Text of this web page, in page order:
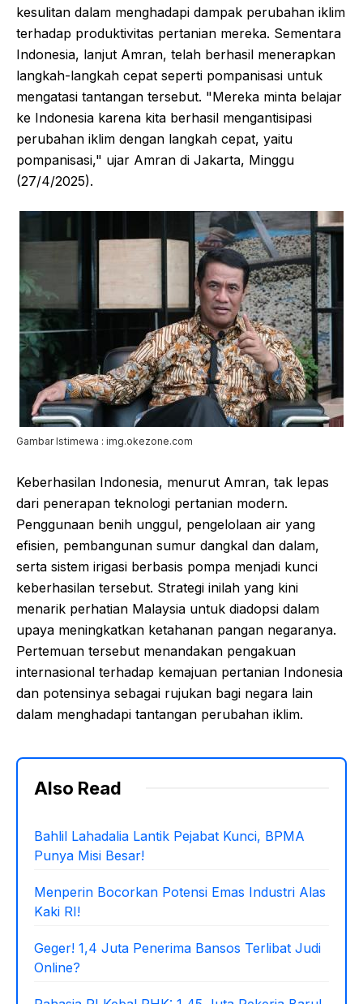
kesulitan dalam menghadapi dampak perubahan iklim
terhadap produktivitas pertanian mereka. Sementara
Indonesia, lanjut Amran, telah berhasil menerapkan
langkah-langkah cepat seperti pompanisasi untuk
mengatasi tantangan tersebut. "Mereka minta belajar
ke Indonesia karena kita berhasil mengantisipasi
perubahan iklim dengan langkah cepat, yaitu
pompanisasi," ujar Amran di Jakarta, Minggu
(27/4/2025).
Gambar Istimewa : img.okezone.com
Keberhasilan Indonesia, menurut Amran, tak lepas
dari penerapan teknologi pertanian modern.
Penggunaan benih unggul, pengelolaan air yang
efisien, pembangunan sumur dangkal dan dalam,
serta sistem irigasi berbasis pompa menjadi kunci
keberhasilan tersebut. Strategi inilah yang kini
menarik perhatian Malaysia untuk diadopsi dalam
upaya meningkatkan ketahanan pangan negaranya.
Pertemuan tersebut menandakan pengakuan
internasional terhadap kemajuan pertanian Indonesia
dan potensinya sebagai rujukan bagi negara lain
dalam menghadapi tantangan perubahan iklim.
Also Read
Bahlil Lahadalia Lantik Pejabat Kunci, BPMA
Punya Misi Besar!
Menperin Bocorkan Potensi Emas Industri Alas
Kaki RI!
Geger! 1,4 Juta Penerima Bansos Terlibat Judi
Online?